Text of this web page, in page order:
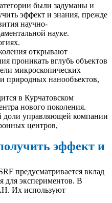
были задуманы и
эффект и знания, прежде
научно-
науке.
открывают
проникать вглубь объектов
микроскопических
природных нанообъектов,
в Курчатовском
нового поколения.
доли управляющей компании
центров,
эффект и
предусматривается вклад
для экспериментов. В
Их используют